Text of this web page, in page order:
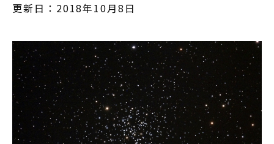
更新日：2018年10月8日